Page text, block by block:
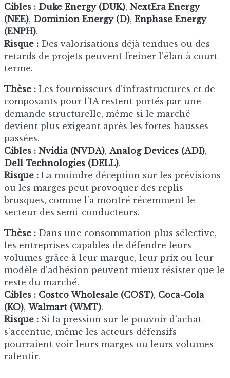
Cibles : Duke Energy (DUK), NextEra Energy
(NEE), Dominion Energy (D), Enphase Energy
(ENPH).
Risque : Des valorisations déjà tendues ou des
retards de projets peuvent freiner l’élan à court
terme.
Thèse : Les fournisseurs d’infrastructures et de
composants pour l’IA restent portés par une
demande structurelle, même si le marché
devient plus exigeant après les fortes hausses
passées.
Cibles : Nvidia (NVDA), Analog Devices (ADI),
Dell Technologies (DELL).
Risque : La moindre déception sur les prévisions
ou les marges peut provoquer des replis
brusques, comme l’a montré récemment le
secteur des semi-conducteurs.
Thèse : Dans une consommation plus sélective,
les entreprises capables de défendre leurs
volumes grâce à leur marque, leur prix ou leur
modèle d’adhésion peuvent mieux résister que le
reste du marché.
Cibles : Costco Wholesale (COST), Coca-Cola
(KO), Walmart (WMT).
Risque : Si la pression sur le pouvoir d’achat
s’accentue, même les acteurs défensifs
pourraient voir leurs marges ou leurs volumes
ralentir.